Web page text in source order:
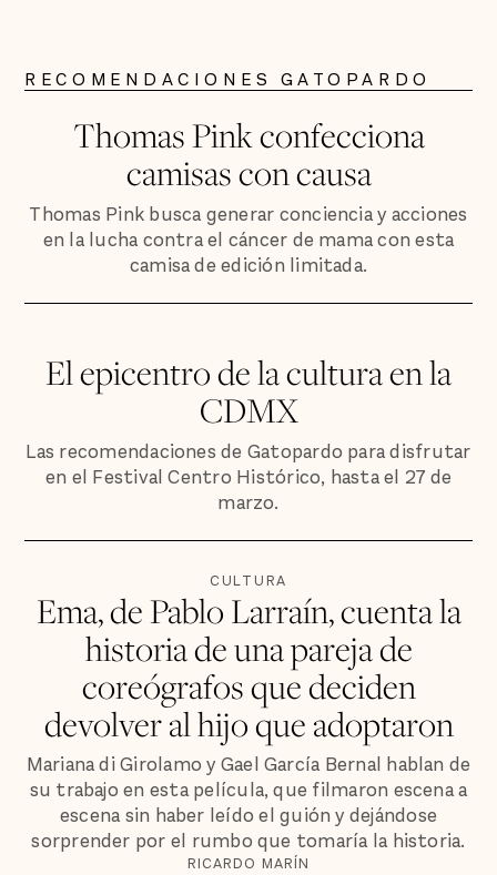
RECOMENDACIONES GATOPARDO
Thomas Pink confecciona
camisas con causa
Thomas Pink busca generar conciencia y acciones
en la lucha contra el cáncer de mama con esta
camisa de edición limitada.
El epicentro de la cultura en la
CDMX
Las recomendaciones de Gatopardo para disfrutar
en el Festival Centro Histórico, hasta el 27 de
marzo.
CULTURA
Ema, de Pablo Larraín, cuenta la
historia de una pareja de
coreógrafos que deciden
devolver al hijo que adoptaron
Mariana di Girolamo y Gael García Bernal hablan de
su trabajo en esta película, que filmaron escena a
escena sin haber leído el guión y dejándose
sorprender por el rumbo que tomaría la historia.
RICARDO MARÍN